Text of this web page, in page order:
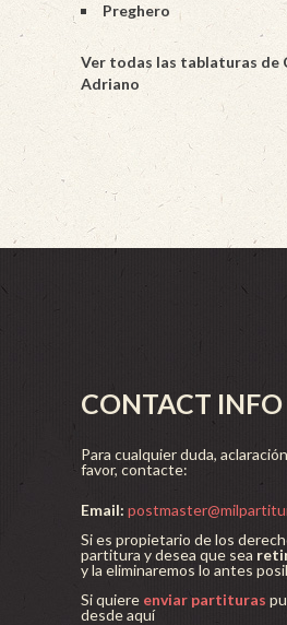
Preghero
Ver todas las tablaturas de
Adriano
CONTACT INFO
Para cualquier duda,
favor, contacte:
Email:
Si es propietario de los
partitura y desea que sea
y la eliminaremos lo antes
Si quiere enviar partituras
desde aquí